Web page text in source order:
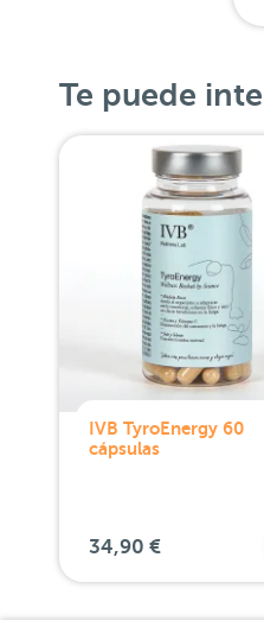
Te puede
IVB TyroEnergy 60
cápsulas
34,90 €